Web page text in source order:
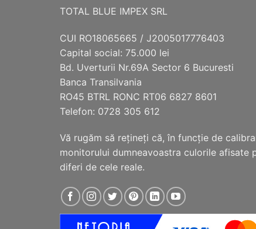
Opțiunile
fi
alese
în
pagina
produsului.
TOTAL BLUE IMPEX SRL
CUI RO18065665 / J2005017776403
Capital social: 75.000 lei
Bd. Uverturii Nr.69A Sector 6 Bucuresti
Banca Transilvania
RO45 BTRL RONC RT06 6827 8601
Telefon: 0728 305 612
Vă rugăm să reţineţi că, în funcţie de
monitorului dumneavoastra culorile afisate
diferi de cele reale.